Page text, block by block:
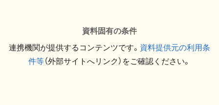
資料固有の条件
連携機関が提供するコンテンツです。 資料提供元の利用条
件等（外部サイトへリンク）をご確認ください。